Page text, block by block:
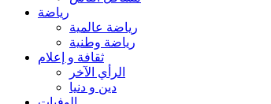
رياضة
رياضة عالمية
رياضة وطنية
ثقافة و إعلام
الرأي الآخر
دين و دنيا